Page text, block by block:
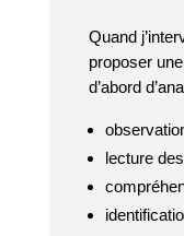
Quand
proposer
d’abord
lecture